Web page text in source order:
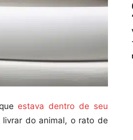
estava dentro de seu
do animal, o rato de